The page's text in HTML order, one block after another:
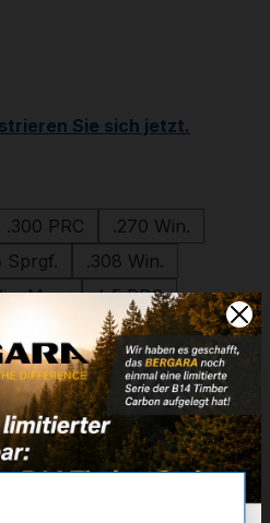
Sie sich jetzt.
.300 PRC
.270 Win.
Sprgf.
.308 Win.
Mag. 6,5 PRC